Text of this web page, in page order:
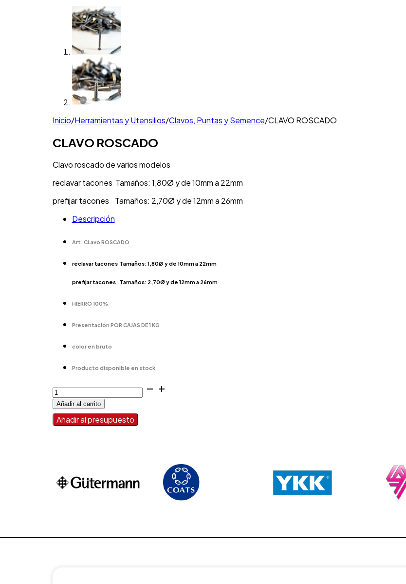
Inicio/Herramientas y Utensilios/Clavos, Puntas y Semence/CLAVO ROSCADO
CLAVO ROSCADO
Clavo roscado de varios modelos
reclavar tacones Tamaños: 1,80Ø y de 10mm a 22mm
prefijar tacones Tamaños: 2,70Ø y de 12mm a 26mm
Descripción
Art. CLavo ROSCADO
reclavar tacones Tamaños: 1,80Ø y de 10mm a 22mm
prefijar tacones Tamaños: 2,70Ø y de 12mm a 26mm
HIERRO 100%
Presentación POR CAJAS DE 1 KG
color en bruto
Producto disponible en stock
CLAVO
ROSCADO
cantidad
Añadir al carrito
Añadir al presupuesto